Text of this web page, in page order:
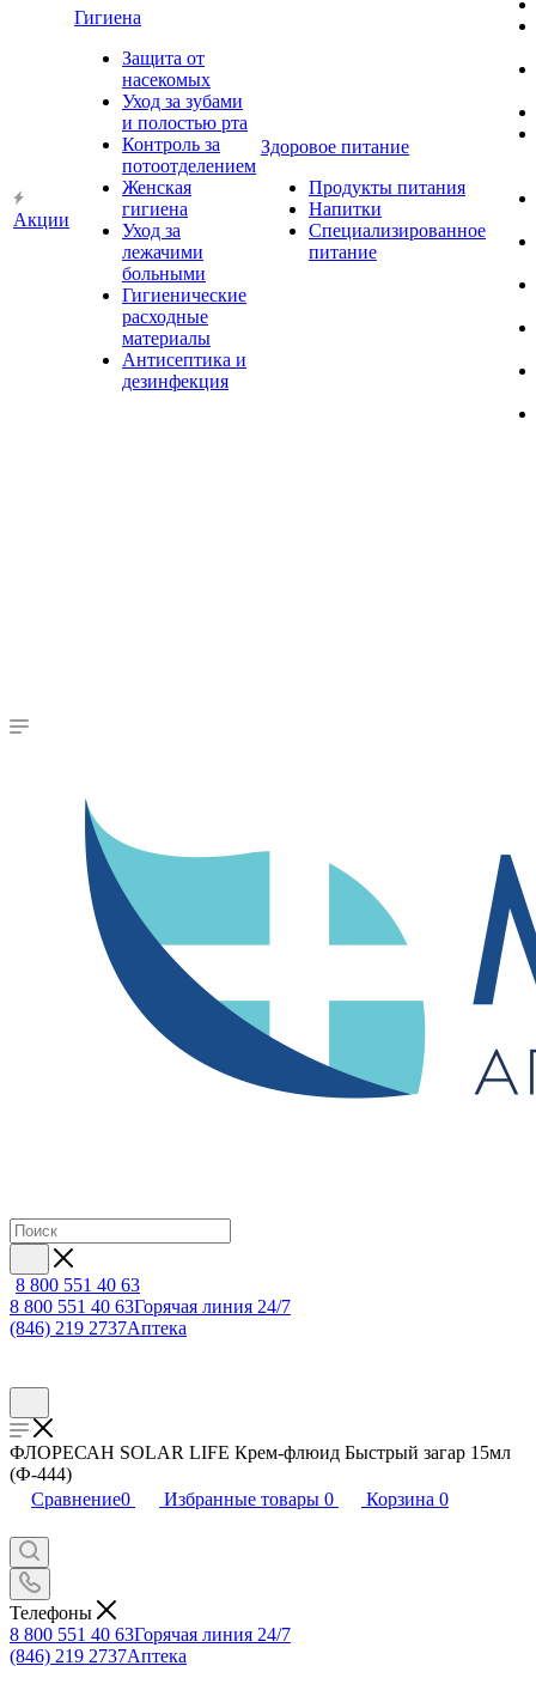
Акции
Гигиена
Защита от
насекомых
Уход за зубами
и полостью рта
Контроль за
потоотделением
Женская
гигиена
Уход за
лежачими
больными
Гигиенические
расходные
материалы
Антисептика и
дезинфекция
Здоровое питание
Продукты питания
Напитки
Специализированное
питание
8 800 551 40 63
8 800 551 40 63Горячая линия 24/7
(846) 219 2737Аптека
ФЛОРЕСАН SOLAR LIFE Крем-флюид Быстрый загар 15мл
(Ф-444)
Сравнение0 Избранные товары 0 Корзина 0
Телефоны
8 800 551 40 63Горячая линия 24/7
(846) 219 2737Аптека